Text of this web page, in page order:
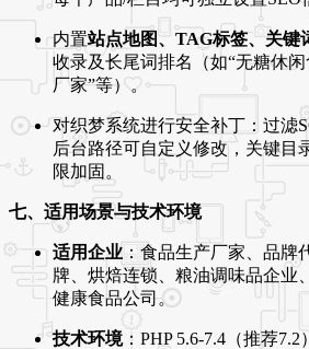
内置站点地图、TAG标签、关键
收录及长尾词排名（如“无糖休
厂家”等）。
对织梦系统进行安全补丁：过滤
后台路径可自定义修改，关键目
限加固。
七、适用场景与技术环境
适用企业 ：食品生产厂家、品牌
牌、烘焙连锁、粮油调味品企业
健康食品公司。
技术环境：PHP 5.6-7.4（推荐7.2